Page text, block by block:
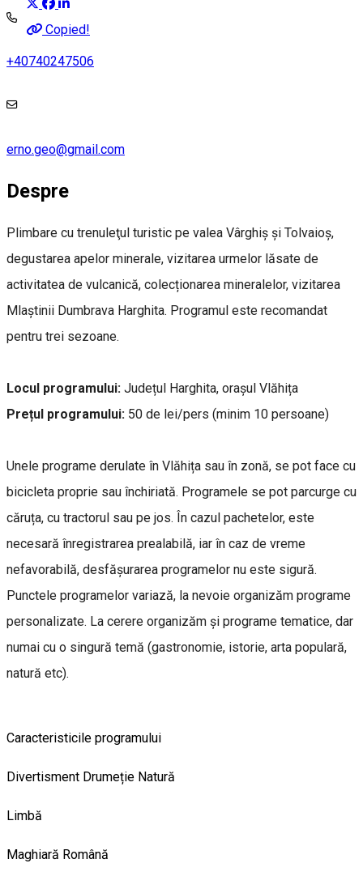
Copied!
+40740247506
erno.geo@gmail.com
Despre
Plimbare cu trenuleţul turistic pe valea Vârghiș și Tolvaioș,
degustarea apelor minerale, vizitarea urmelor lăsate de
activitatea de vulcanică, colecționarea mineralelor, vizitarea
Mlaștinii Dumbrava Harghita. Programul este recomandat
pentru trei sezoane.
Locul programului: Județul Harghita, orașul Vlăhița
Prețul programului: 50 de lei/pers (minim 10 persoane)
Unele programe derulate în Vlăhița sau în zonă, se pot face cu
bicicleta proprie sau închiriată. Programele se pot parcurge cu
căruța, cu tractorul sau pe jos. În cazul pachetelor, este
necesară înregistrarea prealabilă, iar în caz de vreme
nefavorabilă, desfășurarea programelor nu este sigură.
Punctele programelor variază, la nevoie organizăm programe
personalizate. La cerere organizăm și programe tematice, dar
numai cu o singură temă (gastronomie, istorie, arta populară,
natură etc).
Caracteristicile programului
Divertisment Drumeție Natură
Limbă
Maghiară Română